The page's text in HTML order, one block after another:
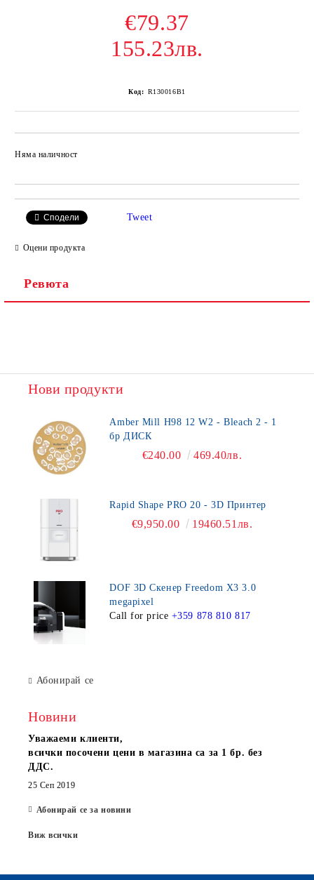
€79.37
155.23лв.
Код: R130016B1
Няма наличност
Сподели Tweet
Оцени продукта
Ревюта
Нови продукти
Amber Mill H98 12 W2 - Bleach 2 - 1
бр ДИСК
€240.00 469.40лв.
Rapid Shape PRO 20 - 3D Принтер
€9,950.00 19460.51лв.
DOF 3D Скенер Freedom X3 3.0
megapixel
Call for price +359 878 810 817
Абонирай се
Новини
Уважаеми клиенти,
всички посочени цени в магазина са за 1 бр. без
ДДС.
25 Сеп 2019
Абонирай се за новини
Виж всички